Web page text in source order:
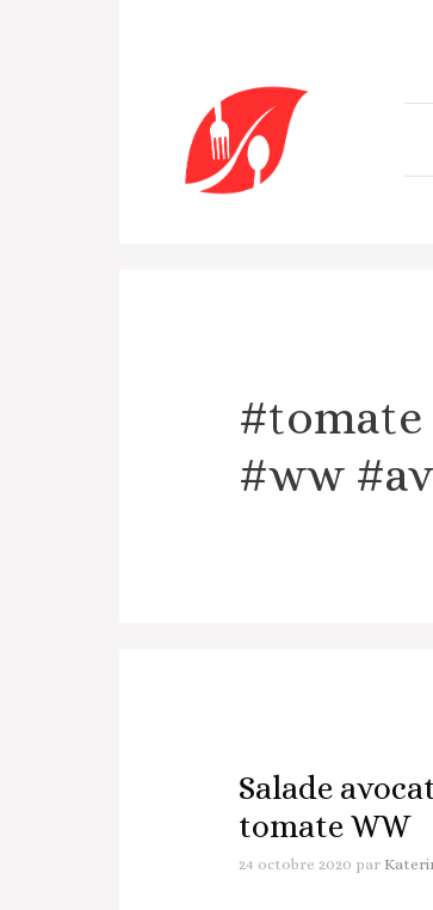
#tomate
#ww
Salade
tomate WW
24 octobre 2020 par